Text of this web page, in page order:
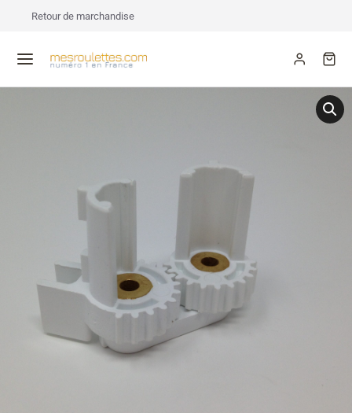
Retour de marchandise